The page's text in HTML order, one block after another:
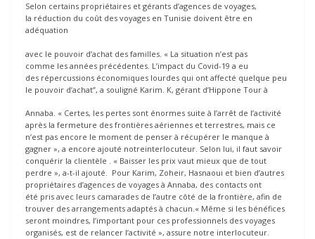
Selon certains propriétaires et gérants d’agences de voyages,
la réduction du coût des voyages en Tunisie doivent être en
adéquation
avec le pouvoir d’achat des familles. « La situation n’est pas
comme les années précédentes. L’impact du Covid-19 a eu
des répercussions économiques lourdes qui ont affecté quelque peu
le pouvoir d’achat’’, a souligné Karim. K, gérant d’Hippone Tour à
Annaba. « Certes, les pertes sont énormes suite à l’arrêt de l’activité
après la fermeture des frontières aériennes et terrestres, mais ce
n’est pas encore le moment de penser à récupérer le manque à
gagner », a encore ajouté notreinterlocuteur. Selon lui, il faut savoir
conquérir la clientèle . « Baisser les prix vaut mieux que de tout
perdre », a-t-il ajouté. Pour Karim, Zoheir, Hasnaoui et bien d’autres
propriétaires d’agences de voyages à Annaba, des contacts ont
été pris avec leurs camarades de l’autre côté de la frontière, afin de
trouver des arrangements adaptés à chacun.« Même si les bénéfices
seront moindres, l’important pour ces professionnels des voyages
organisés, est de relancer l’activité », assure notre interlocuteur.